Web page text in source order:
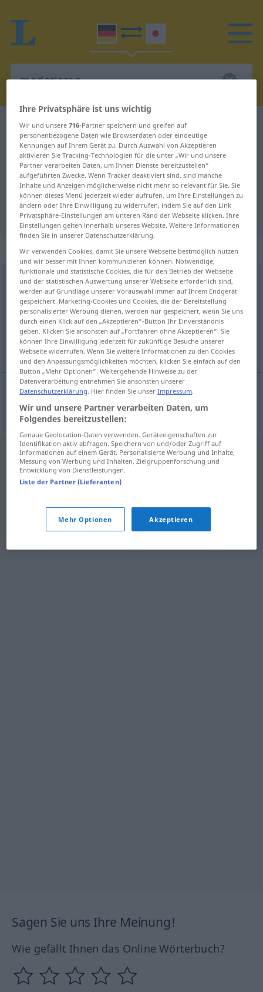
Deutsch-Japanisch Wörterbuch moderieren
Deutsch-Japanisch Übersetzung
für "moderieren"
"moderieren" Japanisch
Übersetzung
„moderieren“
moderieren
Übersicht aller Übersetzungen
(Für mehr Details die Übersetzung anklicken/antippen)
司会をする
司会をする [shikai o suru] moderieren
Sagen Sie uns Ihre Meinung!
Wie gefällt Ihnen das Online Wörterbuch?
Ihre Privatsphäre ist uns wichtig
Wir und unsere716-Partner speichern und greifen auf
personenbezogene Daten wie Browserdaten oder eindeutige
Kennungen auf Ihrem Gerät zu. Durch Auswahl von Akzeptieren
aktivieren Sie Tracking-Technologien für die unter „Wir und unsere
Partner verarbeiten Daten, um Ihnen Dienste bereitzustellen“
aufgeführten Zwecke. Wenn Tracker deaktiviert sind, sind manche
Inhalte und Anzeigen möglicherweise nicht mehr so relevant für Sie. Sie
können dieses Menü jederzeit wieder aufrufen, um Ihre Einstellungen zu
ändern oder Ihre Einwilligung zu widerrufen, indem Sie auf den Link
Privatsphäre-Einstellungen am unteren Rand der Webseite klicken. Ihre
Einstellungen gelten innerhalb unseres Website. Weitere Informationen
finden Sie in unserer Datenschutzerklärung.
Wir verwenden Cookies, damit Sie unsere Webseite bestmöglich nutzen
und wir besser mit Ihnen kommunizieren können. Notwendige,
funktionale und statistische Cookies, die für den Betrieb der Webseite
und der statistischen Auswertung unserer Webseite erforderlich sind,
werden auf Grundlage unserer Vorauswahl immer auf Ihrem Endgerät
gespeichert. Marketing-Cookies und Cookies, die der Bereitstellung
personalisierter Werbung dienen, werden nur gespeichert, wenn Sie uns
durch einen Klick auf den „Akzeptieren“-Button Ihr Einverständnis
geben. Klicken Sie ansonsten auf „Fortfahren ohne Akzeptieren“. Sie
können Ihre Einwilligung jederzeit für zukünftige Besuche unserer
Webseite widerrufen. Wenn Sie weitere Informationen zu den Cookies
und den Anpassungsmöglichkeiten möchten, klicken Sie einfach auf den
Button „Mehr Optionen“. Weitergehende Hinweise zu der
Datenverarbeitung entnehmen Sie ansonsten unserer
Datenschutzerklärung. Hier finden Sie unserImpressum.
Wir und unsere Partner verarbeiten Daten, um
Folgendes bereitzustellen:
Genaue Geolocation-Daten verwenden. Geräteeigenschaften zur
Identifikation aktiv abfragen. Speichern von und/oder Zugriff auf
Informationen auf einem Gerät. Personalisierte Werbung und Inhalte,
Messung von Werbung und Inhalten, Zielgruppenforschung und
Entwicklung von Dienstleistungen.
Liste der Partner (Lieferanten)
Mehr Optionen Akzeptieren